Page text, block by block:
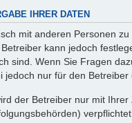
IHRER DATEN
mit anderen Personen
kann jedoch
sind. Wenn Sie Fragen
nur für den
der Betreiber nur mit